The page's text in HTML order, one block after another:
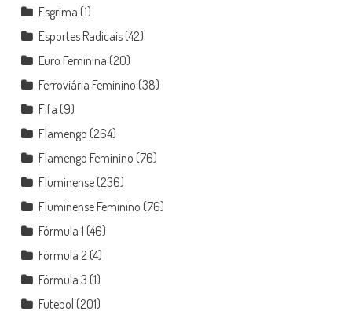
Esgrima (1)
Esportes Radicais(42)
Euro Feminina (20)
Ferroviária Feminino (38)
Fifa (9)
Flamengo (264)
Flamengo Feminino (76)
Fluminense(236)
Fluminense Feminino (76)
Fórmula 1 (46)
Fórmula 2 (4)
Fórmula 3 (1)
Futebol (201)